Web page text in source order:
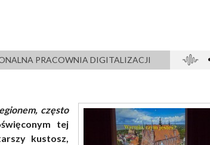
PRACOWNIA DIGITALIZACJI
często
tej
kustosz,